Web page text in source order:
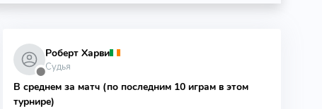
⬤
Роберт Харви
Судья
В среднем за матч (по последним 10 играм в этом
турнире)